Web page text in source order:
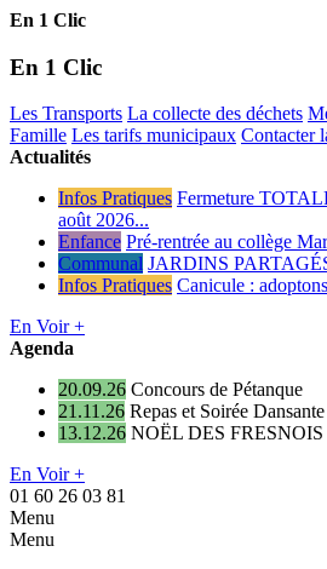
En 1 Clic
En 1 Clic
Les Transports La collecte des déchets
Famille Les tarifs municipaux Contacter
Actualités
Infos Pratiques Fermeture
août 2026...
Enfance Pré-rentrée au collège
Communal JARDINS
Infos Pratiques Canicule :
En Voir +
Agenda
20.09.26 Concours de Pétanque
21.11.26 Repas et Soirée Dansante
13.12.26 NOËL DES FRESNOIS
En Voir +
01 60 26 03 81
Menu
Menu